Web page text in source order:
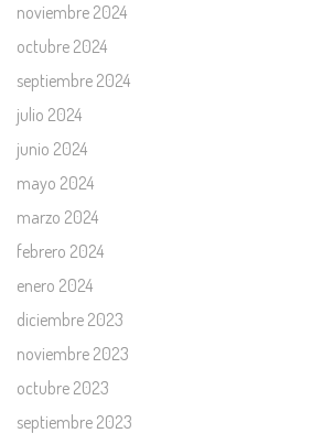
noviembre 2024
octubre 2024
septiembre 2024
julio 2024
junio 2024
mayo 2024
marzo 2024
febrero 2024
enero 2024
diciembre 2023
noviembre 2023
octubre 2023
septiembre 2023